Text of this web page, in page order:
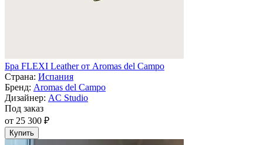
Бра FLEXI Leather от Aromas del Campo
Страна: Испания
Бренд: Aromas del Campo
Дизайнер: AC Studio
Под заказ
от 25 300 ₽
Купить